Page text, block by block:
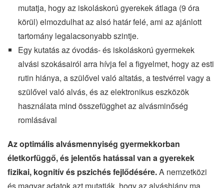
mutatja, hogy az iskoláskorú gyerekek átlaga (9 óra
körül) elmozdulhat az alsó határ felé, ami az ajánlott
tartomány legalacsonyabb szintje.
Egy kutatás az óvodás- és iskoláskorú gyermekek
alvási szokásairól arra hívja fel a figyelmet, hogy az esti
rutin hiánya, a szülővel való altatás, a testvérrel vagy a
szülővel való alvás, és az elektronikus eszközök
használata mind összefügghet az alvásminőség
romlásával
Az optimális alvásmennyiség gyermekkorban
életkorfüggő, és jelentős hatással van a gyerekek
fizikai, kognitív és pszichés fejlődésére.A nemzetközi